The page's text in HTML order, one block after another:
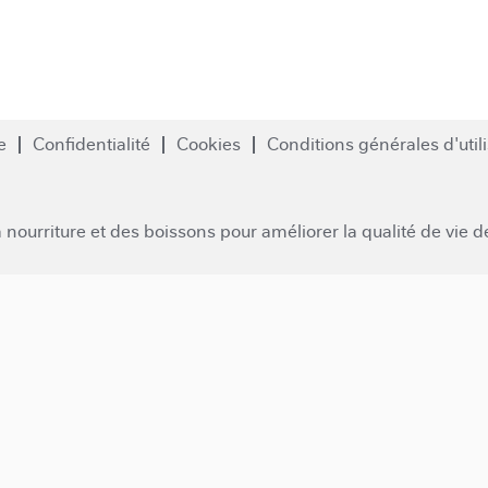
Confidentialité Cookies Conditions générales
et des boissons pour améliorer la qualité de vie